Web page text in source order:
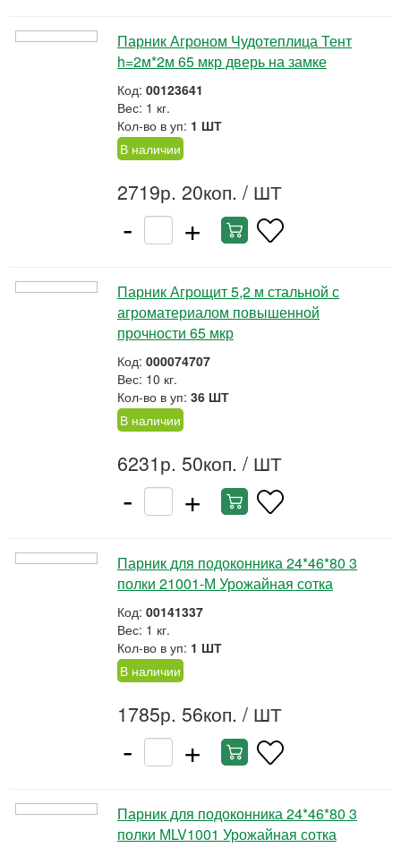
Парник Агроном Чудотеплица Тент
h=2м*2м 65 мкр дверь на замке
Код: 00123641
Вес: 1 кг.
Кол-во в уп: 1 ШТ
В наличии
2719р. 20коп. / ШТ
- +
Парник Агрощит 5,2 м стальной с
агроматериалом повышенной
прочности 65 мкр
Код: 000074707
Вес: 10 кг.
Кол-во в уп: 36 ШТ
В наличии
6231р. 50коп. / ШТ
- +
Парник для подоконника 24*46*80 3
полки 21001-М Урожайная сотка
Код: 00141337
Вес: 1 кг.
Кол-во в уп: 1 ШТ
В наличии
1785р. 56коп. / ШТ
- +
Парник для подоконника 24*46*80 3
полки МLV1001 Урожайная сотка